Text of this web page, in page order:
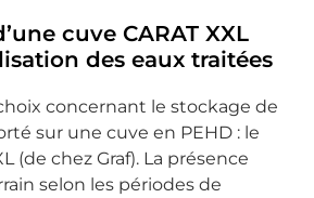
cuve CARAT XXL
des eaux traitées
concernant le stockage de
sur une cuve en PEHD : le
(de chez Graf). La présence
selon les périodes de